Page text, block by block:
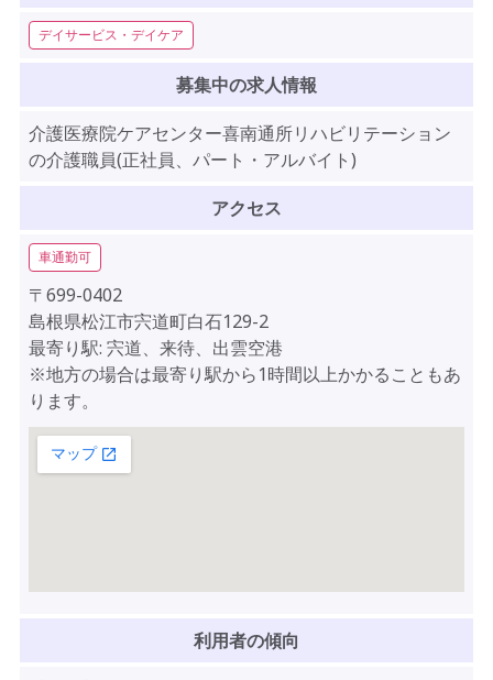
デイサービス・デイケア
募集中の求人情報
介護医療院ケアセンター喜南通所リハビリテーション
の介護職員(正社員、パート・アルバイト)
アクセス
車通勤可
〒699-0402
島根県松江市宍道町白石129-2
最寄り駅: 宍道、来待、出雲空港
※地方の場合は最寄り駅から1時間以上かかることもあ
ります。
利用者の傾向